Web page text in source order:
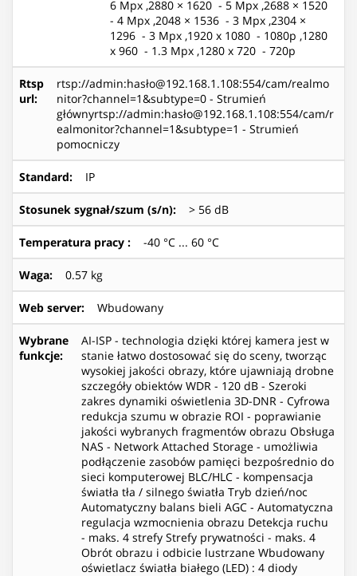
6 Mpx ,2880 × 1620 - 5 Mpx ,2688 × 1520
- 4 Mpx ,2048 × 1536 - 3 Mpx ,2304 ×
1296 - 3 Mpx ,1920 x 1080 - 1080p ,1280
x 960 - 1.3 Mpx ,1280 x 720 - 720p
Rtsp
url:
rtsp://admin:hasło@192.168.1.108:554/cam/realmo
nitor?channel=1&subtype=0 - Strumień
głównyrtsp://admin:hasło@192.168.1.108:554/cam/r
ealmonitor?channel=1&subtype=1 - Strumień
pomocniczy
Standard: IP
Stosunek sygnał/szum (s/n): > 56 dB
Temperatura pracy : -40 °C ... 60 °C
Waga: 0.57 kg
Web server: Wbudowany
Wybrane
funkcje:
AI-ISP - technologia dzięki której kamera jest w
stanie łatwo dostosować się do sceny, tworząc
wysokiej jakości obrazy, które ujawniają drobne
szczegóły obiektów WDR - 120 dB - Szeroki
zakres dynamiki oświetlenia 3D-DNR - Cyfrowa
redukcja szumu w obrazie ROI - poprawianie
jakości wybranych fragmentów obrazu Obsługa
NAS - Network Attached Storage - umożliwia
podłączenie zasobów pamięci bezpośrednio do
sieci komputerowej BLC/HLC - kompensacja
światła tła / silnego światła Tryb dzień/noc
Automatyczny balans bieli AGC - Automatyczna
regulacja wzmocnienia obrazu Detekcja ruchu
- maks. 4 strefy Strefy prywatności - maks. 4
Obrót obrazu i odbicie lustrzane Wbudowany
oświetlacz światła białego (LED) : 4 diody